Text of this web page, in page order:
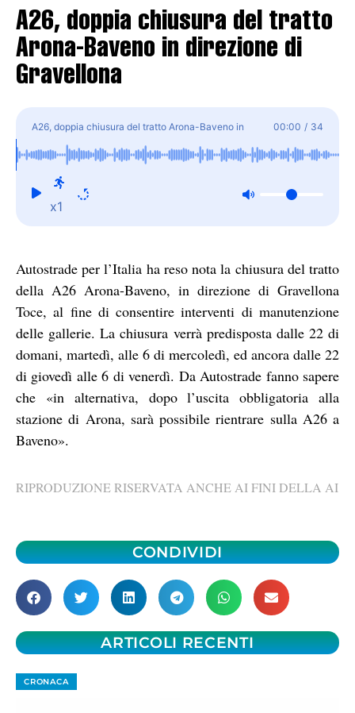
A26, doppia chiusura del tratto
Arona-Baveno in direzione di
Gravellona
A26, doppia chiusura del tratto Arona-Baveno in
direzione di Gravellona
00:00 / 34
x1
Autostrade per l’Italia ha reso nota la chiusura del tratto
della A26 Arona-Baveno, in direzione di Gravellona
Toce, al fine di consentire interventi di manutenzione
delle gallerie. La chiusura verrà predisposta dalle 22 di
domani, martedì, alle 6 di mercoledì, ed ancora dalle 22
di giovedì alle 6 di venerdì. Da Autostrade fanno sapere
che «in alternativa, dopo l’uscita obbligatoria alla
stazione di Arona, sarà possibile rientrare sulla A26 a
Baveno».
RIPRODUZIONE RISERVATA ANCHE AI FINI DELLA AI
CONDIVIDI
ARTICOLI RECENTI
CRONACA